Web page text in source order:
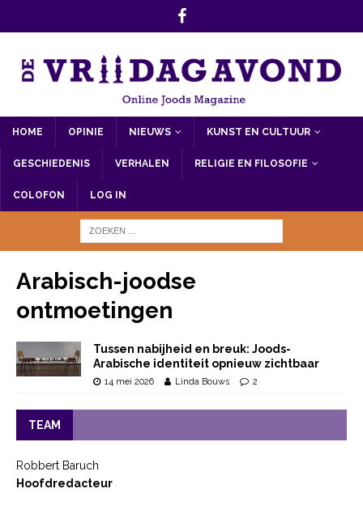
HOME OPINIE NIEUWS KUNST EN CULTUUR
GESCHIEDENIS VERHALEN RELIGIE EN FILOSOFIE
COLOFON LOG IN
Arabisch-joodse
ontmoetingen
Tussen nabijheid en breuk: Joods-
Arabische identiteit opnieuw zichtbaar
14 mei 2026 Linda Bouws 2
TEAM
Robbert Baruch
Hoofdredacteur